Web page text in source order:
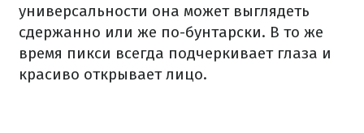
универсальности она может выглядеть
сдержанно или же по-бунтарски. В то же
время пикси всегда подчеркивает глаза и
красиво открывает лицо.